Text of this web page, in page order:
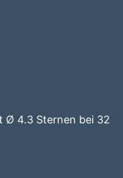
Ø 4.3 Sternen bei 32